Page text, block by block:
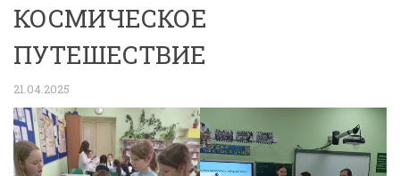
КОСМИЧЕСКОЕ
ПУТЕШЕСТВИЕ
21.04.2025